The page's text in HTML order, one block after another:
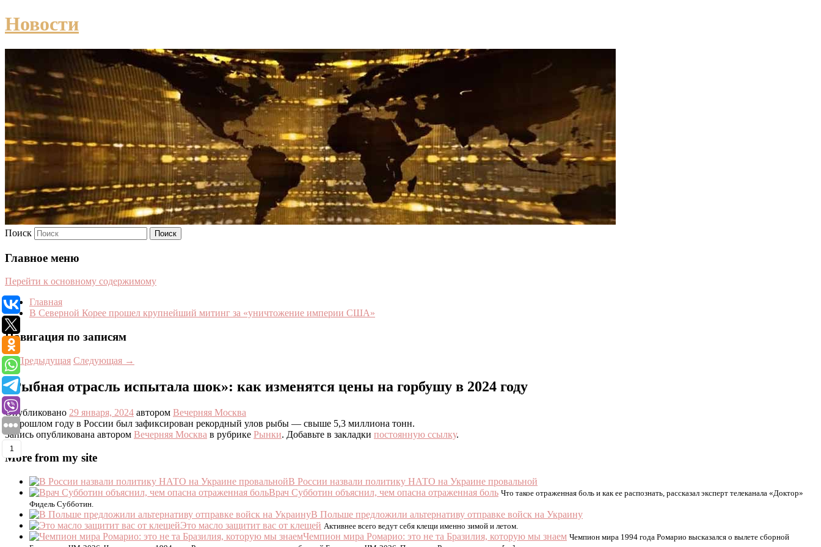
Новости
Поиск
Главное меню
Перейти к основному содержимому
Главная
В Северной Корее прошел крупнейший митинг за «уничтожение империи США»
Навигация по записям
←Предыдущая Следующая →
«Рыбная отрасль испытала шок»: как изменятся цены на горбушу в 2024 году
Опубликовано 29 января, 2024 автором Вечерняя Москва
В прошлом году в России был зафиксирован рекордный улов рыбы — свыше 5,3 миллиона тонн.
Запись опубликована автором Вечерняя Москва в рубрике Рынки. Добавьте в закладки постоянную ссылку.
More from my site
В России назвали политику НАТО на Украине провальной
Врач Субботин объяснил, чем опасна отраженная боль Что такое отраженная боль и как ее распознать, рассказал эксперт телеканала «Доктор»
Фидель Субботин.
В Польше предложили альтернативу отправке войск на Украину
Это масло защитит вас от клещей Активнее всего ведут себя клещи именно зимой и летом.
Чемпион мира Ромарио: это не та Бразилия, которую мы знаем Чемпион мира 1994 года Ромарио высказался о вылете сборной
1